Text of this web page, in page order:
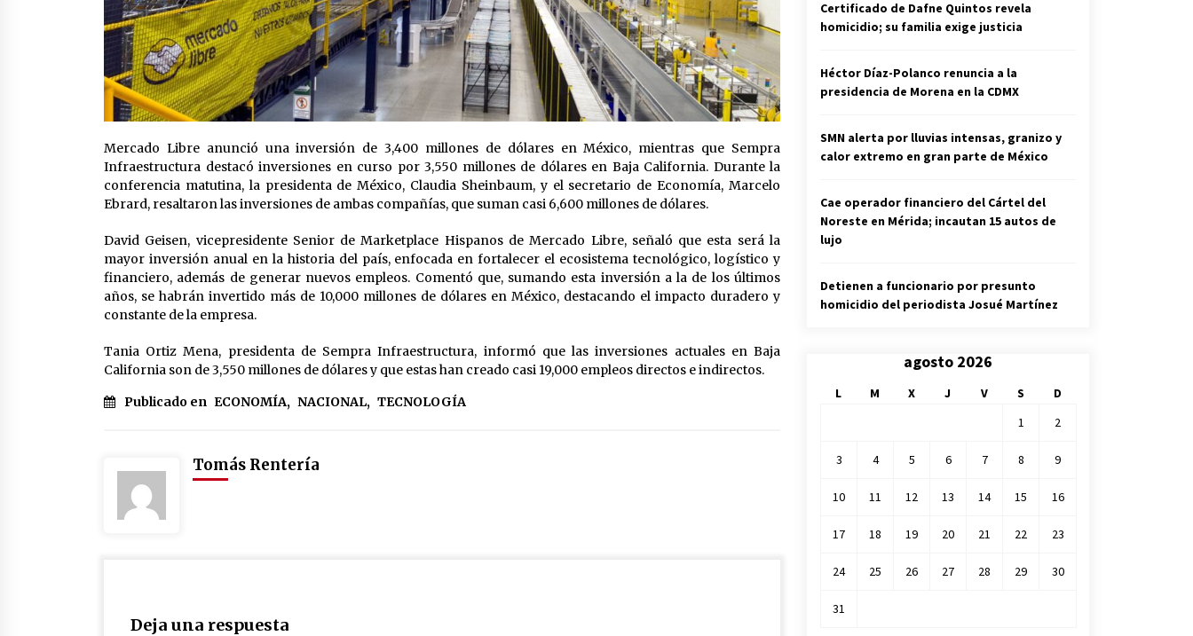
Mercado Libre anunció una inversión de 3,400 millones de dólares en México, mientras que Sempra
Infraestructura destacó inversiones en curso por 3,550 millones de dólares en Baja California. Durante la
conferencia matutina, la presidenta de México, Claudia Sheinbaum, y el secretario de Economía, Marcelo
Ebrard, resaltaron las inversiones de ambas compañías, que suman casi 6,600 millones de dólares.
David Geisen, vicepresidente Senior de Marketplace Hispanos de Mercado Libre, señaló que esta será la
mayor inversión anual en la historia del país, enfocada en fortalecer el ecosistema tecnológico, logístico y
financiero, además de generar nuevos empleos. Comentó que, sumando esta inversión a la de los últimos
años, se habrán invertido más de 10,000 millones de dólares en México, destacando el impacto duradero y
constante de la empresa.
Tania Ortiz Mena, presidenta de Sempra Infraestructura, informó que las inversiones actuales en Baja
California son de 3,550 millones de dólares y que estas han creado casi 19,000 empleos directos e indirectos.
Publicado en ECONOMÍA, NACIONAL, TECNOLOGÍA
Tomás Rentería
Deja una respuesta
Certificado de Dafne Quintos revela
homicidio; su familia exige justicia
Héctor Díaz-Polanco renuncia a la
presidencia de Morena en la CDMX
SMN alerta por lluvias intensas, granizo y
calor extremo en gran parte de México
Cae operador financiero del Cártel del
Noreste en Mérida; incautan 15 autos de
lujo
Detienen a funcionario por presunto
homicidio del periodista Josué Martínez
agosto 2026
L M X J V S
D
1
2
3 4 5 6 7 8 9
10 11 12 13 14 15 16
17 18 19 20 21 22 23
24 25 26 27 28 29 30
31